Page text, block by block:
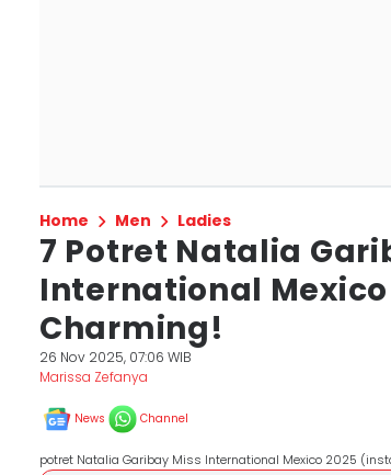
Home Men Ladies
7 Potret Natalia
International Mexico
Charming!
26 Nov 2025, 07:06 WIB
Marissa Zefanya
News Channel
potret Natalia Garibay Miss International Mexico 2025